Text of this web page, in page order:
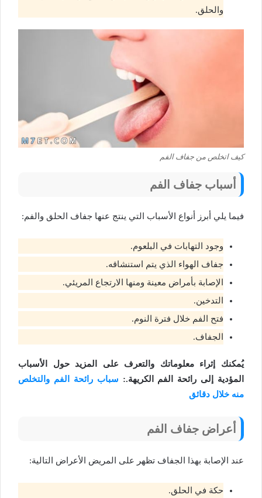
والحلق.
كيف اتخلص من جفاف الفم
أسباب جفاف الفم
فيما يلي أبرز أنواع الأسباب التي ينتج عنها جفاف الحلق والفم:
وجود التهابات في البلعوم.
جفاف الهواء الذي يتم استنشاقه.
الإصابة بأمراض معينة ومنها الارتجاع المريئي.
التدخين.
فتح الفم خلال فترة النوم.
الجفاف.
يُمكنك إثراء معلوماتك والتعرف على المزيد حول الأسباب
المؤدية إلى رائحة الفم الكريهة.: سباب رائحة الفم والتخلص
منه خلال دقائق
أعراض جفاف الفم
عند الإصابة بهذا الجفاف تظهر على المريض الأعراض التالية:
حكة في الحلق.